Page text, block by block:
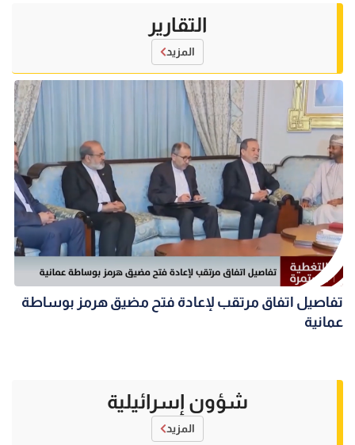
التقارير
المزيد
تفاصيل اتفاق مرتقب لإعادة فتح مضيق هرمز بوساطة
عمانية
شؤون إسرائيلية
المزيد